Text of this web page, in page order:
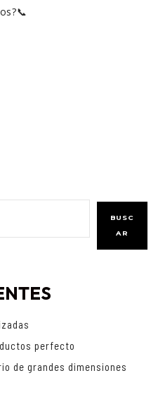
BUSC
AR
perfecto
de grandes dimensiones